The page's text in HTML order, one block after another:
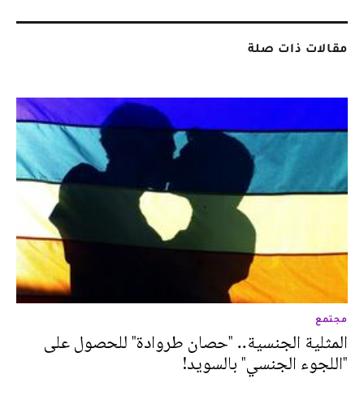
مقالات ذات صلة
مجتمع
المثلية الجنسية.. "حصان طروادة" للحصول على
"اللجوء الجنسي" بالسويد!